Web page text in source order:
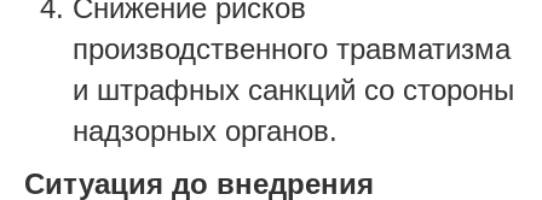
Снижение рисков
производственного травматизма
и штрафных санкций со стороны
надзорных органов.
Ситуация до внедрения